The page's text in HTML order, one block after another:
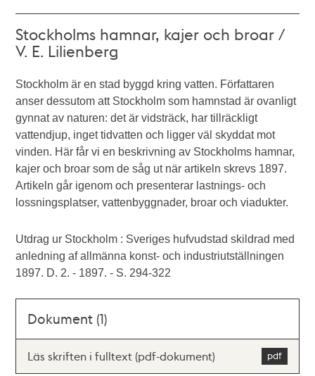
Stockholms hamnar, kajer och broar /
V. E. Lilienberg
Stockholm är en stad byggd kring vatten. Författaren
anser dessutom att Stockholm som hamnstad är ovanligt
gynnat av naturen: det är vidsträck, har tillräckligt
vattendjup, inget tidvatten och ligger väl skyddat mot
vinden. Här får vi en beskrivning av Stockholms hamnar,
kajer och broar som de såg ut när artikeln skrevs 1897.
Artikeln går igenom och presenterar lastnings- och
lossningsplatser, vattenbyggnader, broar och viadukter.
Utdrag ur Stockholm : Sveriges hufvudstad skildrad med
anledning af allmänna konst- och industriutställningen
1897. D. 2. - 1897. - S. 294-322
Dokument (1)
Läs skriften i fulltext (pdf-dokument)